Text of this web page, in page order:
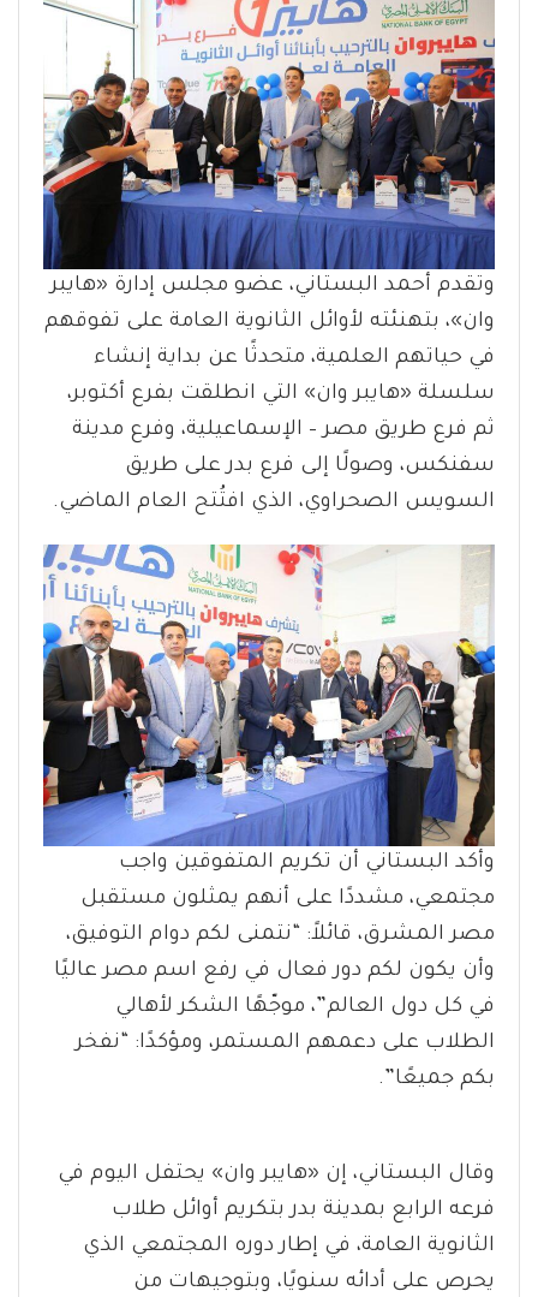
وتقدم أحمد البستاني، عضو مجلس إدارة «هايبر
وان»، بتهنئته لأوائل الثانوية العامة على تفوقهم
في حياتهم العلمية، متحدثًا عن بداية إنشاء
سلسلة «هايبر وان» التي انطلقت بفرع أكتوبر،
ثم فرع طريق مصر – الإسماعيلية، وفرع مدينة
سفنكس، وصولًا إلى فرع بدر على طريق
السويس الصحراوي، الذي افتُتح العام الماضي.
وأكد البستاني أن تكريم المتفوقين واجب
مجتمعي، مشددًا على أنهم يمثلون مستقبل
مصر المشرق، قائلاً: “نتمنى لكم دوام التوفيق،
وأن يكون لكم دور فعال في رفع اسم مصر عاليًا
في كل دول العالم”، موجّهًا الشكر لأهالي
الطلاب على دعمهم المستمر، ومؤكدًا: “نفخر
بكم جميعًا”.
وقال البستاني، إن «هايبر وان» يحتفل اليوم في
فرعه الرابع بمدينة بدر بتكريم أوائل طلاب
الثانوية العامة، في إطار دوره المجتمعي الذي
يحرص على أدائه سنويًا، وبتوجيهات من